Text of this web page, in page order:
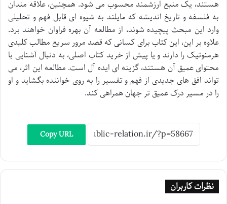
هستند، یک منبع ارزشمند محسوب می شود. همچنین، علاقه مندان
به فلسفه و تاریخ اندیشه که مایلند به شیوه ای قابل فهم و تحلیلی
وارد این مبحث پیچیده شوند، از مطالعه آن بهره فراوان خواهند برد.
علاوه بر این، این کتاب برای کسانی که قصد مرور سریع مطالب کلیدی
هرمنوتیک را دارند و یا پیش از خرید کتاب اصلی، به دنبال آشنایی با
محتوای عمیق آن هستند، گزینه ای ایده آل است. مطالعه این اثر، می
تواند افق های جدیدی از فهم و تفسیر را به روی خواننده بگشاید و او
را در مسیر درک عمیق تر جهان همراهی کند.
Copy URL
نظرات کاربران